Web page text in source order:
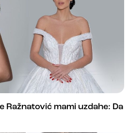
Ražnatović mami uzdahe: Da